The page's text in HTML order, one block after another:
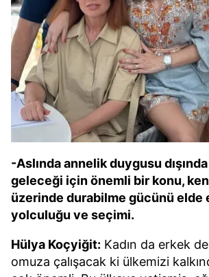
-Aslında annelik duygusu dışında
geleceği için önemli bir konu,
üzerinde durabilme gücünü elde
yolculuğu ve seçimi.
Hülya Koçyiğit: Kadın da erkek
omuza çalışacak ki ülkemizi